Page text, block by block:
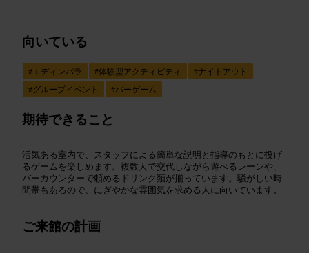
向いている
#エディンバラ #体験型アクティビティ #ナイトアウト
#グループイベント #バーゲーム
期待できること
活気ある室内で、スタッフによる簡単な説明と指導のもとに投げ
るゲームを楽しめます。複数人で交代しながら遊べるレーンや、
バーカウンターで頼めるドリンク類が揃っています。騒がしい時
間帯もあるので、にぎやかな雰囲気を求める人に向いています。
ご来館の計画